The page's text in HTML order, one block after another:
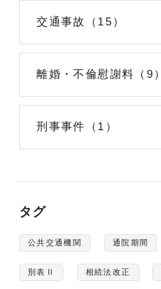
交通事故（15）
離婚・不倫慰謝料（9）
刑事事件（1）
タグ
公共交通機関 通院期間
別表Ⅱ 相続法改正